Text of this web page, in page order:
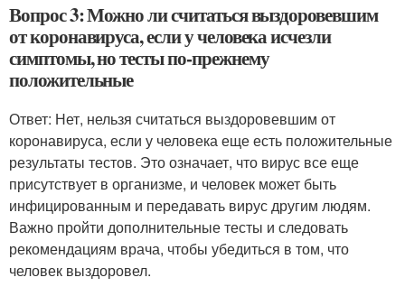
Вопрос 3: Можно ли считаться выздоровевшим
от коронавируса, если у человека исчезли
симптомы, но тесты по-прежнему
положительные
Ответ: Нет, нельзя считаться выздоровевшим от
коронавируса, если у человека еще есть положительные
результаты тестов. Это означает, что вирус все еще
присутствует в организме, и человек может быть
инфицированным и передавать вирус другим людям.
Важно пройти дополнительные тесты и следовать
рекомендациям врача, чтобы убедиться в том, что
человек выздоровел.